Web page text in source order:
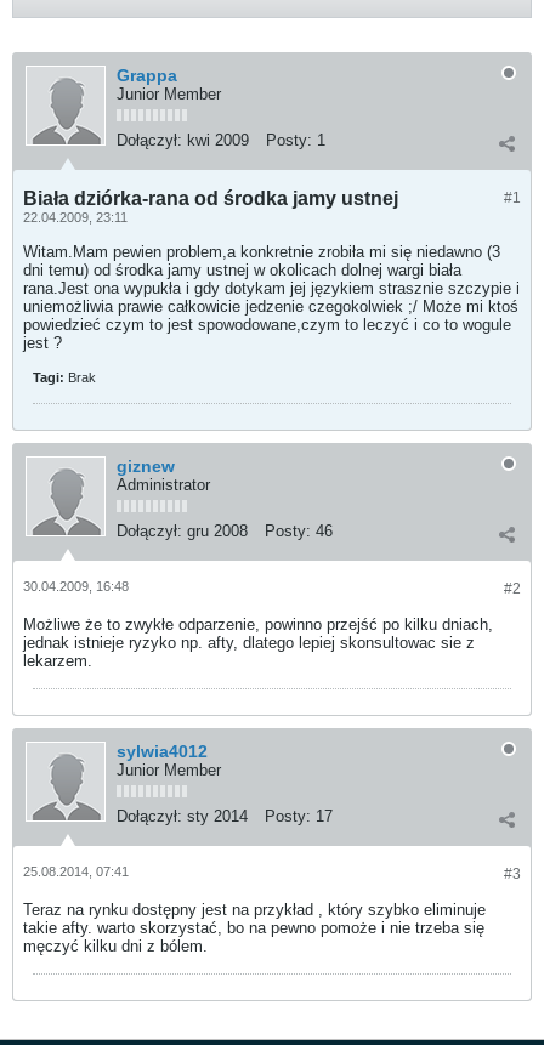
Grappa
Junior Member
Dołączył: kwi 2009 Posty: 1
#1
Biała dziórka-rana od środka jamy ustnej
22.04.2009, 23:11
Witam.Mam pewien problem,a konkretnie zrobiła mi się niedawno (3
dni temu) od środka jamy ustnej w okolicach dolnej wargi biała
rana.Jest ona wypukła i gdy dotykam jej językiem strasznie szczypie i
uniemożliwia prawie całkowicie jedzenie czegokolwiek ;/ Może mi ktoś
powiedzieć czym to jest spowodowane,czym to leczyć i co to wogule
jest ?
Tagi: Brak
giznew
Administrator
Dołączył: gru 2008 Posty: 46
#2
30.04.2009, 16:48
Możliwe że to zwykłe odparzenie, powinno przejść po kilku dniach,
jednak istnieje ryzyko np. afty, dlatego lepiej skonsultowac sie z
lekarzem.
sylwia4012
Junior Member
Dołączył: sty 2014 Posty: 17
#3
25.08.2014, 07:41
Teraz na rynku dostępny jest na przykład , który szybko eliminuje
takie afty. warto skorzystać, bo na pewno pomoże i nie trzeba się
męczyć kilku dni z bólem.